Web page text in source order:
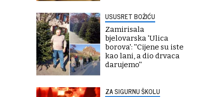
USUSRET BOŽIĆU
Zamirisala
bjelovarska 'Ulica
borova': ''Cijene su iste
kao lani, a dio drvaca
darujemo''
ZA SIGURNU ŠKOLU